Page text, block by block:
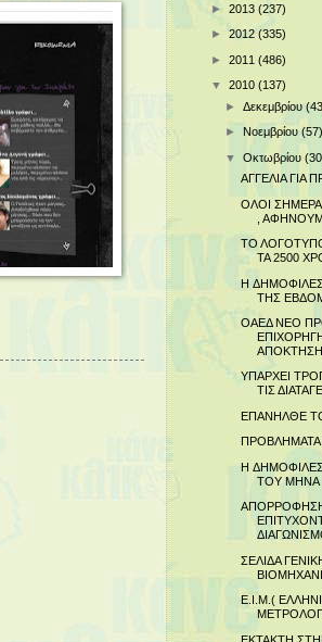
► 2013 (237)
► 2012 (335)
► 2011 (486)
▼ 2010 (137)
►Δεκεμβρίου
► Νοεμβρίου(57)
▼Οκτωβρίου
ΑΓΓΕΛΙΑ ΓΙΑ
ΟΛΟΙ ΣΗΜΕΡΑ
,
ΤΟ ΛΟΓΟΤΥΠΟ
ΤΑ 2500
H
ΤΗΣ
ΟΑΕΔ ΝΕΟ
ΑΠΟΚΤΗΣΗ
ΥΠΑΡΧΕΙ
ΤΙΣ
ΕΠΑΝΗΛΘΕ ΤΟ
ΠΡΟΒΛΗΜΑΤΑ
H
ΤΟΥ ΜΗΝΑ
ΣΕΛΙΔΑ
Ε.Ι.Μ.(